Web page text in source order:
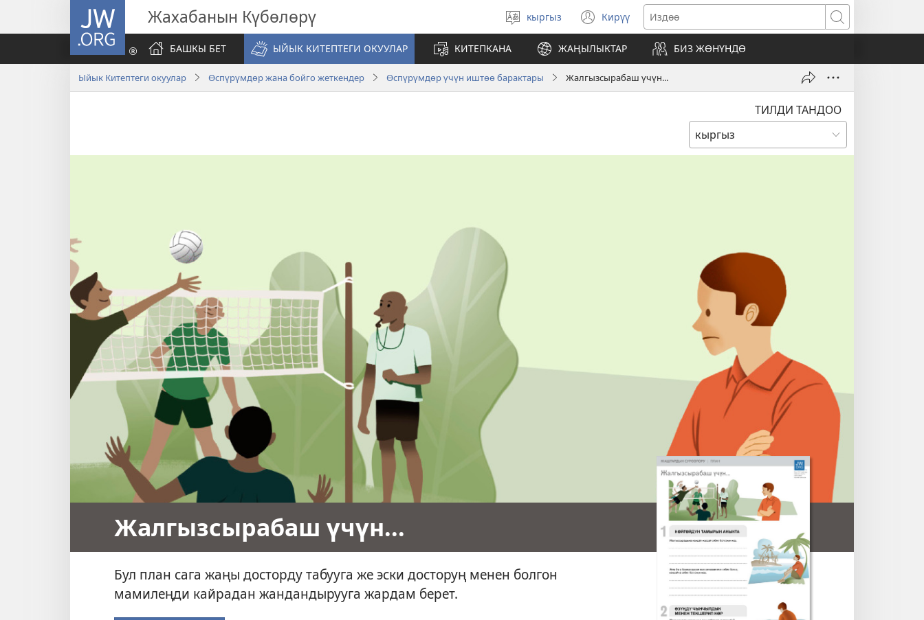
JW.ORG Жахабанын Күбөлөрү
Тилди
тандаңыз
кыргыз Кирүү
(жаңы
терезе
ачат)
Издөө
БАШКЫ БЕТ
ЫЙЫК КИТЕПТЕГИ ОКУУЛАР КИТЕПКАНА ЖАҢЫЛЫКТАР БИЗ ЖӨНҮНДӨ
Ыйык Китептеги окуулар Өспүрүмдөр жана бойго жеткендер Өспүрүмдөр үчүн иштөө барактары Жалгызсырабаш үчүн...
ТИЛДИ ТАНДОО
Жалгызсырабаш үчүн...
Бул план сага жаңы досторду табууга же эски досторуң менен болгон
мамилеңди кайрадан жандандырууга жардам берет.